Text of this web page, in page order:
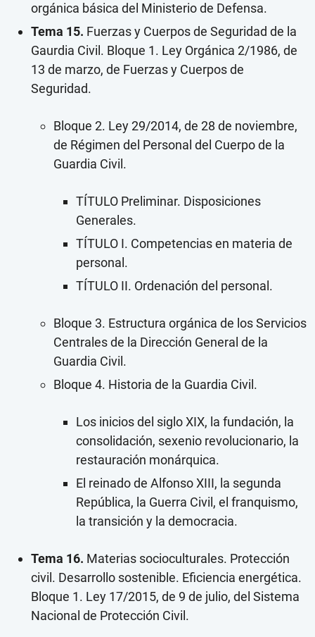
orgánica básica del Ministerio de Defensa.
Tema 15. Fuerzas y Cuerpos de Seguridad de la
Gaurdia Civil. Bloque 1. Ley Orgánica 2/1986, de
13 de marzo, de Fuerzas y Cuerpos de
Seguridad.
Bloque 2. Ley 29/2014, de 28 de noviembre,
de Régimen del Personal del Cuerpo de la
Guardia Civil.
TÍTULO Preliminar. Disposiciones
Generales.
TÍTULO I. Competencias en materia de
personal.
TÍTULO II. Ordenación del personal.
Bloque 3. Estructura orgánica de los Servicios
Centrales de la Dirección General de la
Guardia Civil.
Bloque 4. Historia de la Guardia Civil.
Los inicios del siglo XIX, la fundación, la
consolidación, sexenio revolucionario, la
restauración monárquica.
El reinado de Alfonso XIII, la segunda
República, la Guerra Civil, el franquismo,
la transición y la democracia.
Tema 16. Materias socioculturales. Protección
civil. Desarrollo sostenible. Eficiencia energética.
Bloque 1. Ley 17/2015, de 9 de julio, del Sistema
Nacional de Protección Civil.